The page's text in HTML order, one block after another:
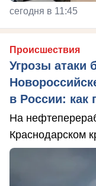
сегодня в 11:45
Происшествия
Угрозы атаки
в России: как
На
Краснодарском